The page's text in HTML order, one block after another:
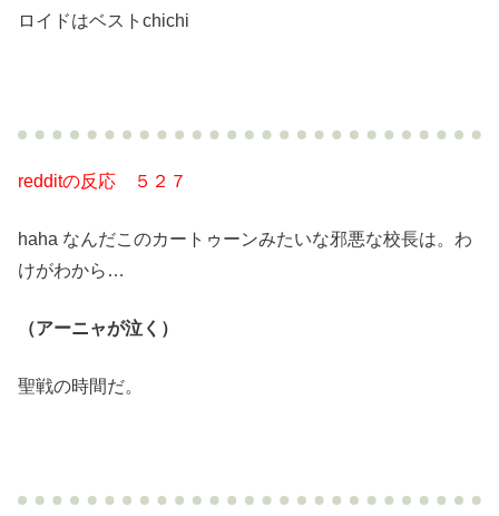
ロイドはベストchichi
redditの反応 ５２７
haha なんだこのカートゥーンみたいな邪悪な校長は。わ
けがわから…
（アーニャが泣く）
聖戦の時間だ。